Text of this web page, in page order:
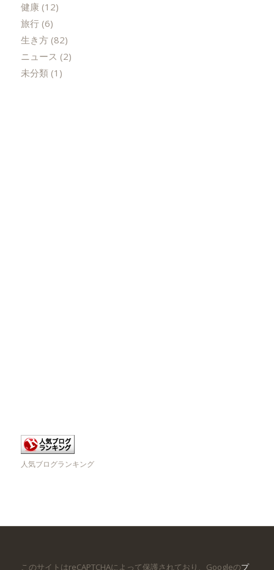
健康 (12)
旅行(6)
生き方(82)
ニュース (2)
未分類(1)
人気ブログランキング
このサイトはreCAPTCHAによって保護されており、Googleのプ